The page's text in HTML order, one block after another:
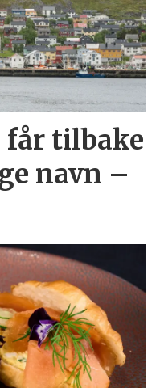
tilbake
navn –